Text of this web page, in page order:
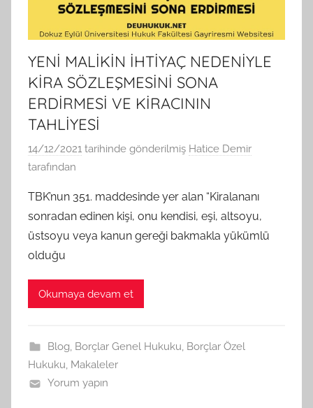
YENİ MALİKİN İHTİYAÇ NEDENİYLE
KİRA SÖZLEŞMESİNİ SONA
ERDİRMESİ VE KİRACININ
TAHLİYESİ
14/12/2021 tarihinde gönderilmiş Hatice Demir
tarafından
TBK’nun 351. maddesinde yer alan “Kiralananı
sonradan edinen kişi, onu kendisi, eşi, altsoyu,
üstsoyu veya kanun gereği bakmakla yükümlü
olduğu
Okumaya devam et
Blog, Borçlar Genel Hukuku, Borçlar Özel
Hukuku, Makaleler
Yorum yapın